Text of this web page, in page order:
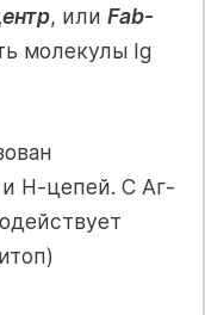
, или Fab-
молекулы Ig
Н-цепей. С Аг-